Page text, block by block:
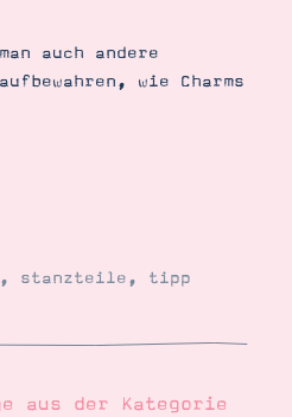
auch andere
wie Charms
, stanzteile, tipp
aus der Kategorie